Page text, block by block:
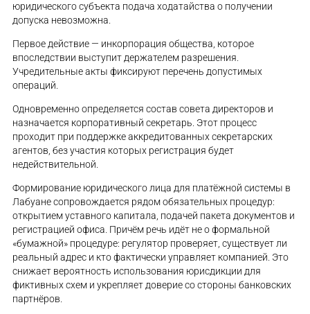
юридического субъекта подача ходатайства о получении
допуска невозможна.
Первое действие — инкорпорация общества, которое
впоследствии выступит держателем разрешения.
Учредительные акты фиксируют перечень допустимых
операций.
Одновременно определяется состав совета директоров и
назначается корпоративный секретарь. Этот процесс
проходит при поддержке аккредитованных секретарских
агентов, без участия которых регистрация будет
недействительной.
Формирование юридического лица для платёжной системы в
Лабуане сопровождается рядом обязательных процедур:
открытием уставного капитала, подачей пакета документов и
регистрацией офиса. Причём речь идёт не о формальной
«бумажной» процедуре: регулятор проверяет, существует ли
реальный адрес и кто фактически управляет компанией. Это
снижает вероятность использования юрисдикции для
фиктивных схем и укрепляет доверие со стороны банковских
партнёров.